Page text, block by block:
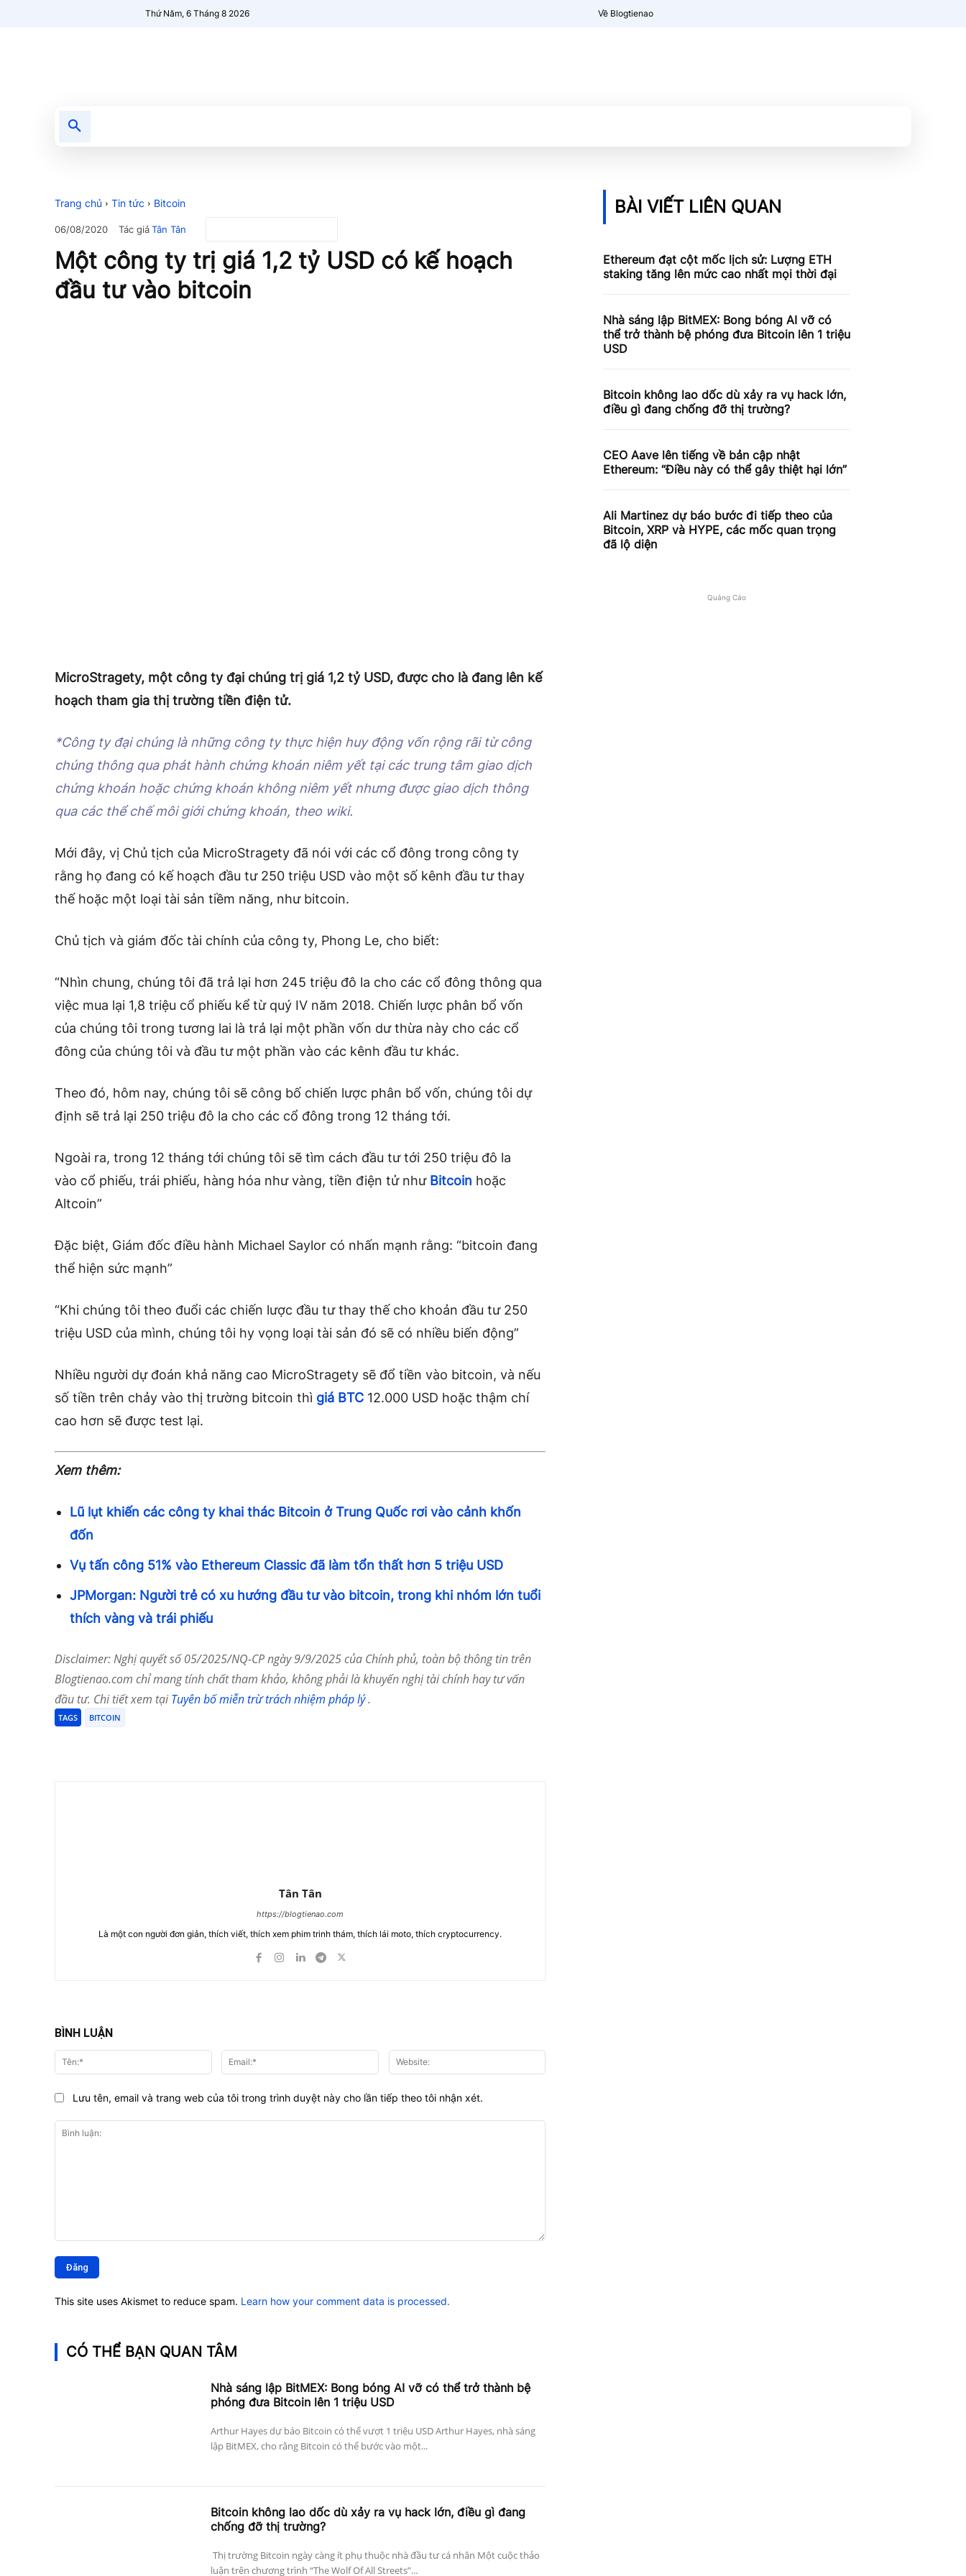
Thứ Năm, 6 Tháng 8 2026 Về Blogtienao
Trang chủ Tin tức Bitcoin
06/08/2020 Tác giảTân Tân
Một công ty trị giá 1,2 tỷ USD có kế hoạch
đầu tư vào bitcoin
MicroStragety, một công ty đại chúng trị giá 1,2 tỷ USD, được cho là đang lên kế
hoạch tham gia thị trường tiền điện tử.
*Công ty đại chúng là những công ty thực hiện huy động vốn rộng rãi từ công
chúng thông qua phát hành chứng khoán niêm yết tại các trung tâm giao dịch
chứng khoán hoặc chứng khoán không niêm yết nhưng được giao dịch thông
qua các thể chế môi giới chứng khoán, theo wiki.
Mới đây, vị Chủ tịch của MicroStragety đã nói với các cổ đông trong công ty
rằng họ đang có kế hoạch đầu tư 250 triệu USD vào một số kênh đầu tư thay
thế hoặc một loại tài sản tiềm năng, như bitcoin.
Chủ tịch và giám đốc tài chính của công ty, Phong Le, cho biết:
“Nhìn chung, chúng tôi đã trả lại hơn 245 triệu đô la cho các cổ đông thông qua
việc mua lại 1,8 triệu cổ phiếu kể từ quý IV năm 2018. Chiến lược phân bổ vốn
của chúng tôi trong tương lai là trả lại một phần vốn dư thừa này cho các cổ
đông của chúng tôi và đầu tư một phần vào các kênh đầu tư khác.
Theo đó, hôm nay, chúng tôi sẽ công bố chiến lược phân bổ vốn, chúng tôi dự
định sẽ trả lại 250 triệu đô la cho các cổ đông trong 12 tháng tới.
Ngoài ra, trong 12 tháng tới chúng tôi sẽ tìm cách đầu tư tới 250 triệu đô la
vào cổ phiếu, trái phiếu, hàng hóa như vàng, tiền điện tử như Bitcoin hoặc
Altcoin”
Đặc biệt, Giám đốc điều hành Michael Saylor có nhấn mạnh rằng: “bitcoin đang
thể hiện sức mạnh”
“Khi chúng tôi theo đuổi các chiến lược đầu tư thay thế cho khoản đầu tư 250
triệu USD của mình, chúng tôi hy vọng loại tài sản đó sẽ có nhiều biến động”
Nhiều người dự đoán khả năng cao MicroStragety sẽ đổ tiền vào bitcoin, và nếu
số tiền trên chảy vào thị trường bitcoin thì giá BTC 12.000 USD hoặc thậm chí
cao hơn sẽ được test lại.
Xem thêm:
Lũ lụt khiến các công ty khai thác Bitcoin ở Trung Quốc rơi vào cảnh khốn
đốn
Vụ tấn công 51% vào Ethereum Classic đã làm tổn thất hơn 5 triệu USD
JPMorgan: Người trẻ có xu hướng đầu tư vào bitcoin, trong khi nhóm lớn tuổi
thích vàng và trái phiếu
Disclaimer: Nghị quyết số 05/2025/NQ-CP ngày 9/9/2025 của Chính phủ, toàn bộ thông tin trên
Blogtienao.com chỉ mang tính chất tham khảo, không phải là khuyến nghị tài chính hay tư vấn
đầu tư. Chi tiết xem tạiTuyên bố miễn trừ trách nhiệm pháp lý.
TAGS BITCOIN
Tân Tân
https://blogtienao.com
Là một con người đơn giản, thích viết, thích xem phim trinh thám, thích lái moto, thích cryptocurrency.
BÌNH LUẬN
luận:
Tên:* Email:*
Lưu tên, email và trang web của tôi trong trình duyệt này cho lần tiếp theo tôi nhận xét.
This site uses Akismet to reduce spam. Learn how your comment data is processed.
CÓ THỂ BẠN QUAN TÂM
Nhà sáng lập BitMEX: Bong bóng AI vỡ có thể trở thành bệ
phóng đưa Bitcoin lên 1 triệu USD
Arthur Hayes dự báo Bitcoin có thể vượt 1 triệu USD Arthur Hayes, nhà sáng
lập BitMEX, cho rằng Bitcoin có thể bước vào một...
Bitcoin không lao dốc dù xảy ra vụ hack lớn, điều gì đang
chống đỡ thị trường?
Thị trường Bitcoin ngày càng ít phụ thuộc nhà đầu tư cá nhân Một cuộc thảo
luận trên chương trình “The Wolf Of All Streets”...
BÀI VIẾT LIÊN QUAN
Ethereum đạt cột mốc lịch sử: Lượng ETH
staking tăng lên mức cao nhất mọi thời đại
Nhà sáng lập BitMEX: Bong bóng AI vỡ có
thể trở thành bệ phóng đưa Bitcoin lên 1 triệu
USD
Bitcoin không lao dốc dù xảy ra vụ hack lớn,
điều gì đang chống đỡ thị trường?
CEO Aave lên tiếng về bản cập nhật
Ethereum: “Điều này có thể gây thiệt hại lớn”
Ali Martinez dự báo bước đi tiếp theo của
Bitcoin, XRP và HYPE, các mốc quan trọng
đã lộ diện
Quảng Cáo